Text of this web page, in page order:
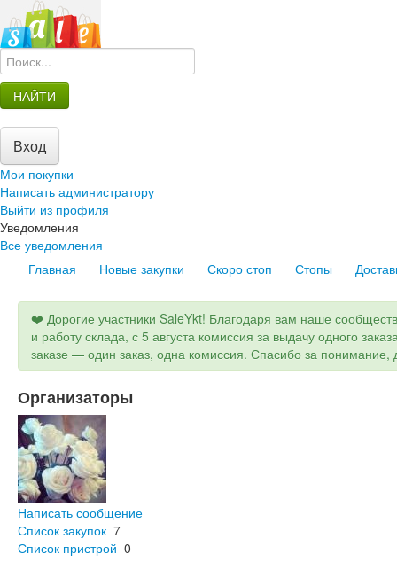
НАЙТИ
Вход
Мои покупки
Написать администратору
Выйти из профиля
Уведомления
Все уведомления
Главная
Новые закупки Скоро стоп Стопы
❤️ Дорогие участники SaleYkt! Благодаря вам наше
и работу склада, с 5 августа комиссия за выдачу одного
заказе — один заказ, одна комиссия. Спасибо за
Организаторы
Написать сообщение
Список закупок 7
Список пристрой 0